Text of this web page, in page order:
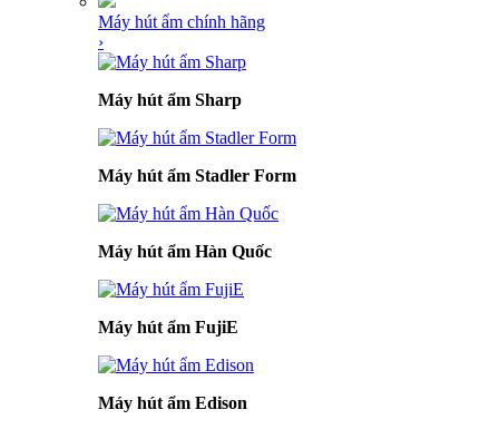
Máy hút ẩm chính hãng
›
Máy hút ẩm Sharp
Máy hút ẩm Stadler Form
Máy hút ẩm Hàn Quốc
Máy hút ẩm FujiE
Máy hút ẩm Edison